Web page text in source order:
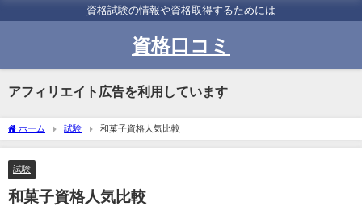
資格試験の情報や資格取得するためには
資格口コミ
アフィリエイト広告を利用しています
ホーム 試験 和菓子資格人気比較
試験
和菓子資格人気比較